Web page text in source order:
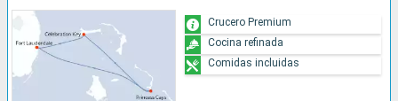
Crucero Premium
Cocina refinada
Comidas incluidas